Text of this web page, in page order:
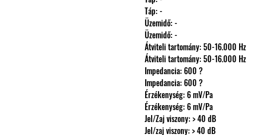
                Táp: -
                Üzemidő: -
                Üzemidő: -
                Átviteli tartomány: 50-16.000 Hz
                Átviteli tartomány: 50-16.000 Hz
                Impedancia: 600 ?
                Impedancia: 600 ?
                Érzékenység: 6 mV/Pa
                Érzékenység: 6 mV/Pa
                Jel/Zaj viszony: > 40 dB
                Jel/zaj viszony: > 40 dB